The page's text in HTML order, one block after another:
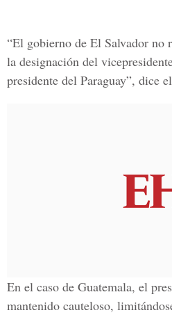
“El gobierno de El Salvador no
la designación del
presidente del Paraguay”, dice
En el caso de Guatemala, el
mantenido cauteloso,